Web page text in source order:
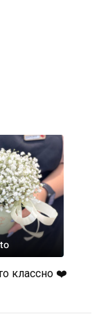
классно ❤️